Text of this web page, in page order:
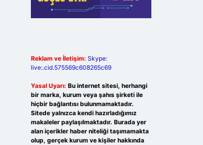
Reklam ve İletişim: Skype:
live:.cid.575569c608265c69
Yasal Uyarı: Bu internet sitesi, herhangi
bir marka, kurum veya şahıs şirketi ile
hiçbir bağlantısı bulunmamaktadır.
Sitede yalnızca kendi hazırladığımız
makaleler paylaşılmaktadır. Burada yer
alan içerikler haber niteliği taşımamakta
olup, gerçek kurum ve kişiler hakkında